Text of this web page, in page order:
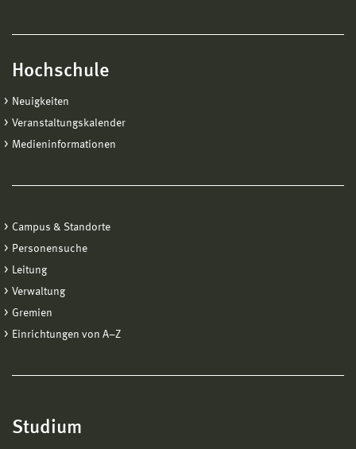
Hochschule
Neuigkeiten
Veranstaltungskalender
Medieninformationen
Campus & Standorte
Personensuche
Leitung
Verwaltung
Gremien
Einrichtungen von A−Z
Studium